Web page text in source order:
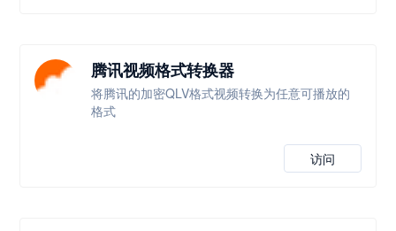
腾讯视频格式转换器
将腾讯的加密QLV格式视频转换为任意可播放的
格式
访问